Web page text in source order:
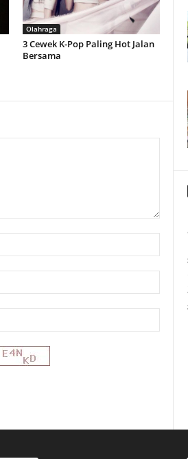
Olahraga
3 Cewek K-Pop Paling Hot Jalan
Bersama